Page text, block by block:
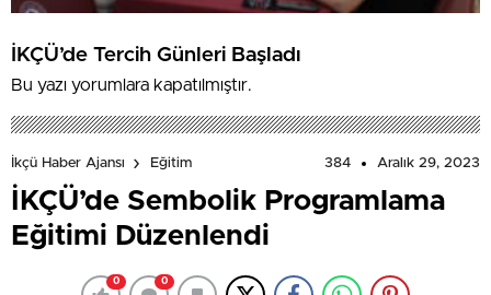
İKÇÜ’de Tercih Günleri Başladı
Bu yazı yorumlara kapatılmıştır.
İkçü Haber Ajansı Eğitim 384 Aralık 29, 2023
İKÇÜ’de Sembolik Programlama
Eğitimi Düzenlendi
0 0